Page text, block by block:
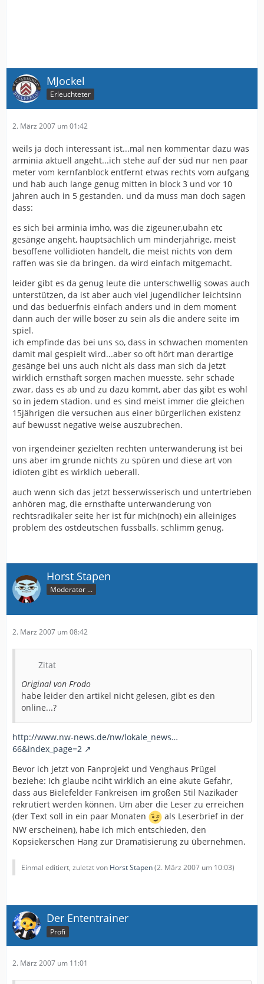
MJockel
Erleuchteter
2. März 2007 um 01:42
weils ja doch interessant ist...mal nen kommentar dazu was
arminia aktuell angeht...ich stehe auf der süd nur nen paar
meter vom kernfanblock entfernt etwas rechts vom aufgang
und hab auch lange genug mitten in block 3 und vor 10
jahren auch in 5 gestanden. und da muss man doch sagen
dass:
es sich bei arminia imho, was die zigeuner,ubahn etc
gesänge angeht, hauptsächlich um minderjährige, meist
besoffene vollidioten handelt, die meist nichts von dem
raffen was sie da bringen. da wird einfach mitgemacht.
leider gibt es da genug leute die unterschwellig sowas auch
unterstützen, da ist aber auch viel jugendlicher leichtsinn
und das beduerfnis einfach anders und in dem moment
dann auch der wille böser zu sein als die andere seite im
spiel.
ich empfinde das bei uns so, dass in schwachen momenten
damit mal gespielt wird...aber so oft hört man derartige
gesänge bei uns auch nicht als dass man sich da jetzt
wirklich ernsthaft sorgen machen muesste. sehr schade
zwar, dass es ab und zu dazu kommt, aber das gibt es wohl
so in jedem stadion. und es sind meist immer die gleichen
15jährigen die versuchen aus einer bürgerlichen existenz
auf bewusst negative weise auszubrechen.
von irgendeiner gezielten rechten unterwanderung ist bei
uns aber im grunde nichts zu spüren und diese art von
idioten gibt es wirklich ueberall.
auch wenn sich das jetzt besserwisserisch und untertrieben
anhören mag, die ernsthafte unterwanderung von
rechtsradikaler seite her ist für mich(noch) ein alleiniges
problem des ostdeutschen fussballs. schlimm genug.
Horst Stapen
Moderator ...
2. März 2007 um 08:42
Zitat
Original von Frodo
habe leider den artikel nicht gelesen, gibt es den
online...?
http://www.nw-news.de/nw/lokale_news…
66&index_page=2
Bevor ich jetzt von Fanprojekt und Venghaus Prügel
beziehe: Ich glaube nciht wirklich an eine akute Gefahr,
dass aus Bielefelder Fankreisen im großen Stil Nazikader
rekrutiert werden können. Um aber die Leser zu erreichen
(der Text soll in ein paar Monaten
als Leserbrief in der
NW erscheinen), habe ich mich entschieden, den
Kopsiekerschen Hang zur Dramatisierung zu übernehmen.
Einmal editiert, zuletzt von Horst Stapen(2. März 2007 um 10:03)
Der Ententrainer
Profi
2. März 2007 um 11:01